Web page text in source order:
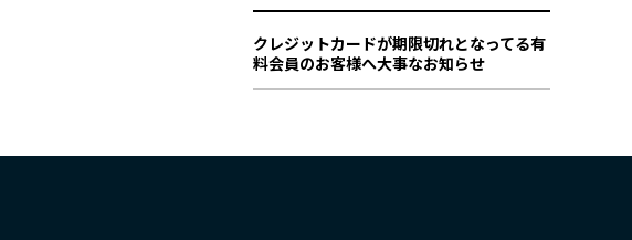
クレジットカードが期限切れとなってる有
料会員のお客様へ大事なお知らせ